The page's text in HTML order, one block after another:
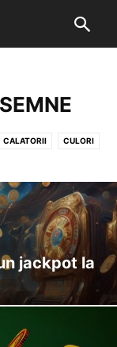
CALATORII CULORI
& SEMNE
jackpot la